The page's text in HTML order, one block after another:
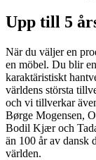
Upp till 5
När du väljer en
en möbel. Du blir
karaktäristiskt
världens största
och vi tillverkar
Børge Mogensen,
Bodil Kjær och
än 100 år av dansk
världen.